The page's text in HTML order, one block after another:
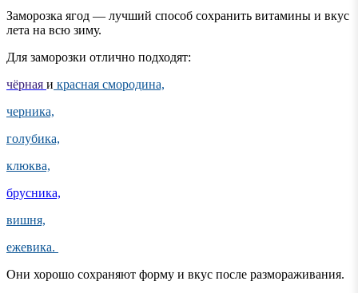
Заморозка ягод — лучший способ сохранить витамины и вкус
лета на всю зиму.
Для заморозки отлично подходят:
чёрная и красная смородина,
черника,
голубика,
клюква,
брусника,
вишня,
ежевика.
Они хорошо сохраняют форму и вкус после размораживания.